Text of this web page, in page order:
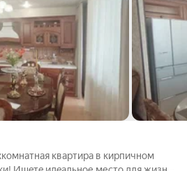
квартиpа в кирпичном